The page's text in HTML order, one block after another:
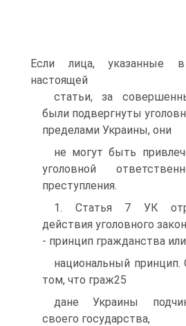
Если лица, указанные
настоящей
статьи, за
были подвергнуты
пределами Украины, они
не могут быть
уголовной
преступления.
1. Статья 7 УК
действия уголовного
- принцип гражданства или
национальный принцип.
том, что граж25
дане Украины
своего государства,